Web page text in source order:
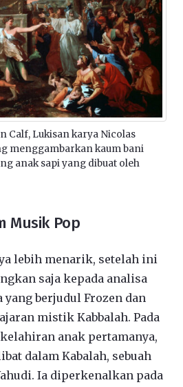
Calf, Lukisan karya Nicolas
menggambarkan kaum bani
anak sapi yang dibuat oleh
Musik Pop
lebih menarik, setelah ini
saja kepada analisa
berjudul Frozen dan
mistik Kabbalah. Pada
anak pertamanya,
dalam Kabalah, sebuah
Ia diperkenalkan pada